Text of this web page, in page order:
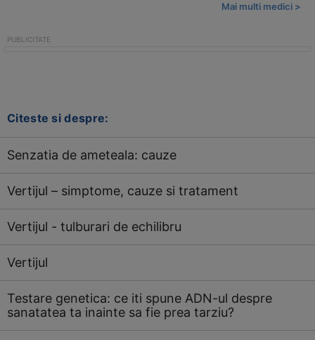
Mai multi medici >
Citeste si despre:
Senzatia de ameteala: cauze
Vertijul – simptome, cauze si tratament
Vertijul - tulburari de echilibru
Vertijul
Testare genetica: ce iti spune ADN-ul despre
sanatatea ta inainte sa fie prea tarziu?